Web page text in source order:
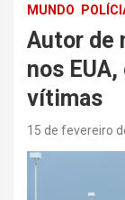
MUNDO
Autor de
nos
vítimas
15 de fevereiro